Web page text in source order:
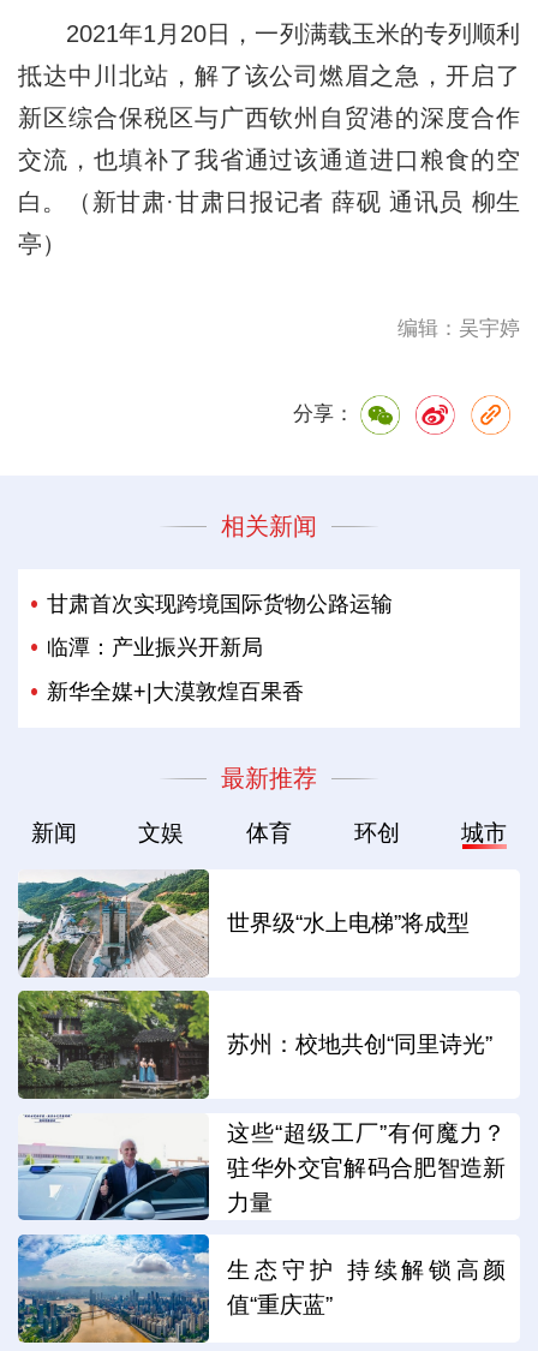
2021年1月20日，一列满载玉米的专列顺利
抵达中川北站，解了该公司燃眉之急，开启了
新区综合保税区与广西钦州自贸港的深度合作
交流，也填补了我省通过该通道进口粮食的空
白。（新甘肃·甘肃日报记者 薛砚 通讯员 柳生
亭）
编辑：吴宇婷
分享：
相关新闻
甘肃首次实现跨境国际货物公路运输
临潭：产业振兴开新局
新华全媒+|大漠敦煌百果香
最新推荐
新闻 文娱 体育 环创 城市
世界级“水上电梯”将成型
苏州：校地共创“同里诗光”
这些“超级工厂”有何魔力？
驻华外交官解码合肥智造新
力量
生态守护 持续解锁高颜
值“重庆蓝”